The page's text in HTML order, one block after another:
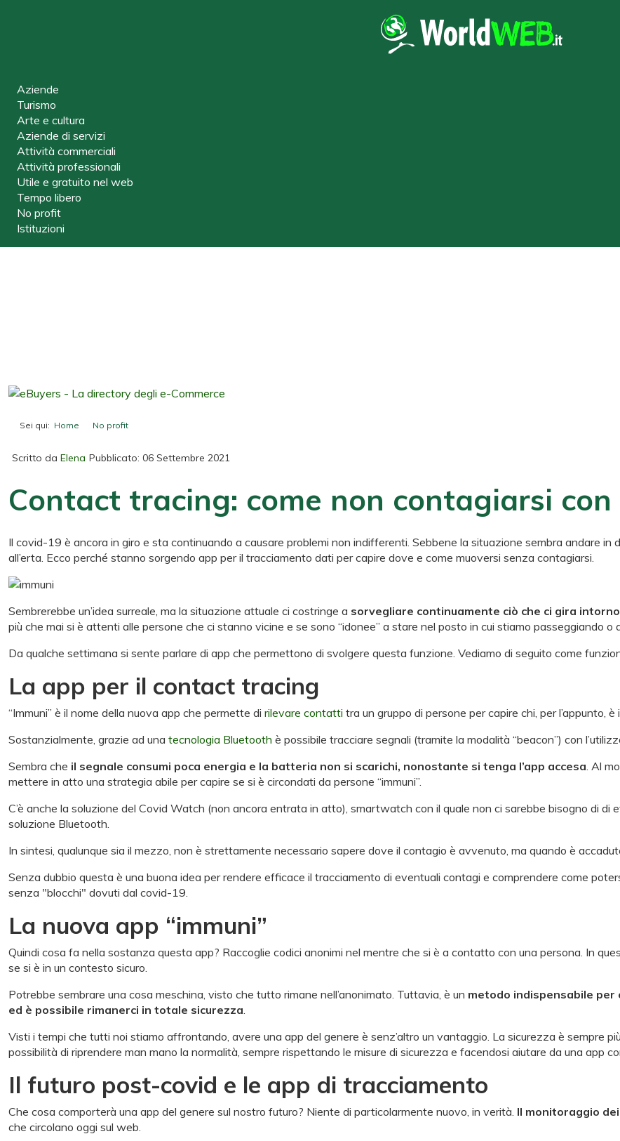
Aziende
Turismo
Arte e cultura
Aziende di servizi
Attività commerciali
Attività professionali
Utile e gratuito nel web
Tempo libero
No profit
Istituzioni
Sei qui: Home No profit
Scritto da Elena Pubblicato: 06 Settembre 2021
Contact tracing: come non contagiarsi
Il covid-19 è ancora in giro e sta continuando a causare problemi non indifferenti. Sebbene la situazione sembra andare in
all’erta. Ecco perché stanno sorgendo app per il tracciamento dati per capire dove e come muoversi senza contagiarsi.
Sembrerebbe un’idea surreale, ma la situazione attuale ci costringe a sorvegliare continuamente ciò che ci gira intorno
più che mai si è attenti alle persone che ci stanno vicine e se sono “idonee” a stare nel posto in cui stiamo passeggiando o
Da qualche settimana si sente parlare di app che permettono di svolgere questa funzione. Vediamo di seguito come
La app per il contact tracing
“Immuni” è il nome della nuova app che permette di rilevare contatti tra un gruppo di persone per capire chi, per l’appunto, è
Sostanzialmente, grazie ad una tecnologia Bluetooth è possibile tracciare segnali (tramite la modalità “beacon”) con
Sembra che il segnale consumi poca energia e la batteria non si scarichi, nonostante si tenga l’app accesa . Al
mettere in atto una strategia abile per capire se si è circondati da persone “immuni”.
C’è anche la soluzione del Covid Watch (non ancora entrata in atto), smartwatch con il quale non ci sarebbe bisogno di di
soluzione Bluetooth.
In sintesi, qualunque sia il mezzo, non è strettamente necessario sapere dove il contagio è avvenuto, ma quando è
Senza dubbio questa è una buona idea per rendere efficace il tracciamento di eventuali contagi e comprendere come
senza "blocchi" dovuti dal covid-19.
La nuova app “immuni”
Quindi cosa fa nella sostanza questa app? Raccoglie codici anonimi nel mentre che si è a contatto con una persona. In
se si è in un contesto sicuro.
Potrebbe sembrare una cosa meschina, visto che tutto rimane nell’anonimato. Tuttavia, è un metodo indispensabile per
ed è possibile rimanerci in totale sicurezza
Visti i tempi che tutti noi stiamo affrontando, avere una app del genere è senz’altro un vantaggio. La sicurezza è sempre
possibilità di riprendere man mano la normalità, sempre rispettando le misure di sicurezza e facendosi aiutare da una app
Il futuro post-covid e le app di tracciamento
Che cosa comporterà una app del genere sul nostro futuro? Niente di particolarmente nuovo, in verità. Il monitoraggio
che circolano oggi sul web.